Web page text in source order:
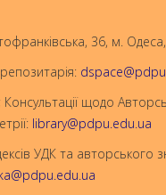
36, м.
Консультації щодо
library@pdpu.edu.ua
УДК та авторського